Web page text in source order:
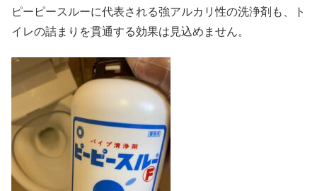
ピーピースルーに代表される強アルカリ性の洗浄剤も、ト
イレの詰まりを貫通する効果は見込めません。